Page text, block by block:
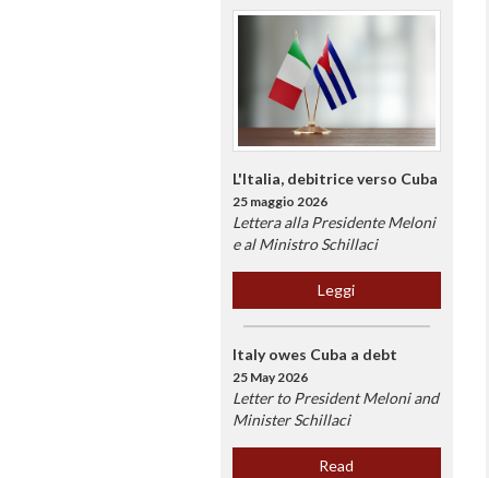
L'Italia, debitrice verso Cuba
25 maggio 2026
Lettera alla Presidente Meloni
e al Ministro Schillaci
Leggi
Italy owes Cuba a debt
25 May 2026
Letter to President Meloni and
Minister Schillaci
Read